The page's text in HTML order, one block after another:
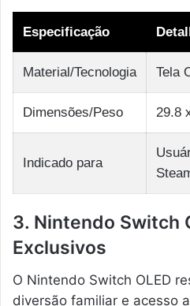
Especificação
Material/Tecnologia Tela
Dimensões/Peso 29.8
Indicado para
3. Nintendo Switch
Exclusivos
O Nintendo Switch OLED
diversão familiar e acesso